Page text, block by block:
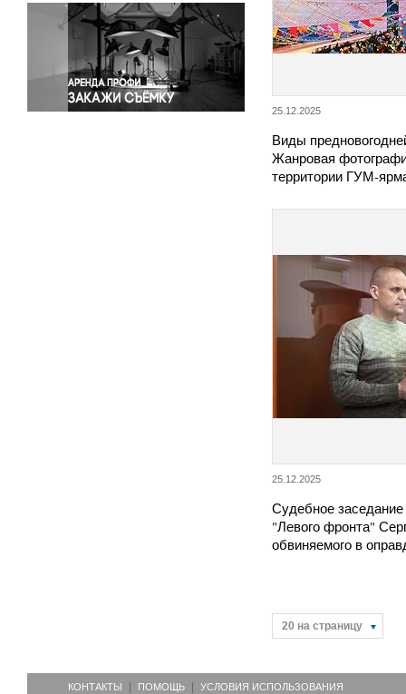
Спорт
Экология
Экономика и бизнес
25.12.2025
Виды
Жанровая
территории ГУМ-
25.12.2025
Судебное
"Левого фронта"
обвиняемого в
20 на страницу
КОНТАКТЫ ПОМОЩЬ УСЛОВИЯ ИСПОЛЬЗОВАНИЯ